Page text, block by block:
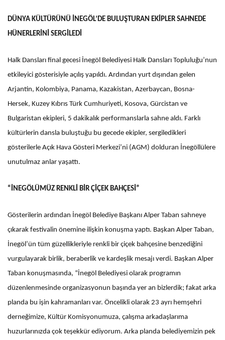
DÜNYA KÜLTÜRÜNÜ İNEGÖL’DE BULUŞTURAN EKİPLER SAHNEDE
HÜNERLERİNİ SERGİLEDİ
Halk Dansları final gecesi İnegöl Belediyesi Halk Dansları Topluluğu’nun
etkileyici gösterisiyle açılış yapıldı. Ardından yurt dışından gelen
Arjantin, Kolombiya, Panama, Kazakistan, Azerbaycan, Bosna-
Hersek, Kuzey Kıbrıs Türk Cumhuriyeti, Kosova, Gürcistan ve
Bulgaristan ekipleri, 5 dakikalık performanslarla sahne aldı. Farklı
kültürlerin dansla buluştuğu bu gecede ekipler, sergiledikleri
gösterilerle Açık Hava Gösteri Merkezi’ni (AGM) dolduran İnegöllülere
unutulmaz anlar yaşattı.
“İNEGÖLÜMÜZ RENKLİ BİR ÇİÇEK BAHÇESİ”
Gösterilerin ardından İnegöl Belediye Başkanı Alper Taban sahneye
çıkarak festivalin önemine ilişkin konuşma yaptı. Başkan Alper Taban,
İnegöl’ün tüm güzellikleriyle renkli bir çiçek bahçesine benzediğini
vurgulayarak birlik, beraberlik ve kardeşlik mesajı verdi. Başkan Alper
Taban konuşmasında, “İnegöl Belediyesi olarak programın
düzenlenmesinde organizasyonun başında yer an bizlerdik; fakat arka
planda bu işin kahramanları var. Öncelikli olarak 23 ayrı hemşehri
derneğimize, Kültür Komisyonumuza, çalışma arkadaşlarıma
huzurlarınızda çok teşekkür ediyorum. Arka planda belediyemizin pek